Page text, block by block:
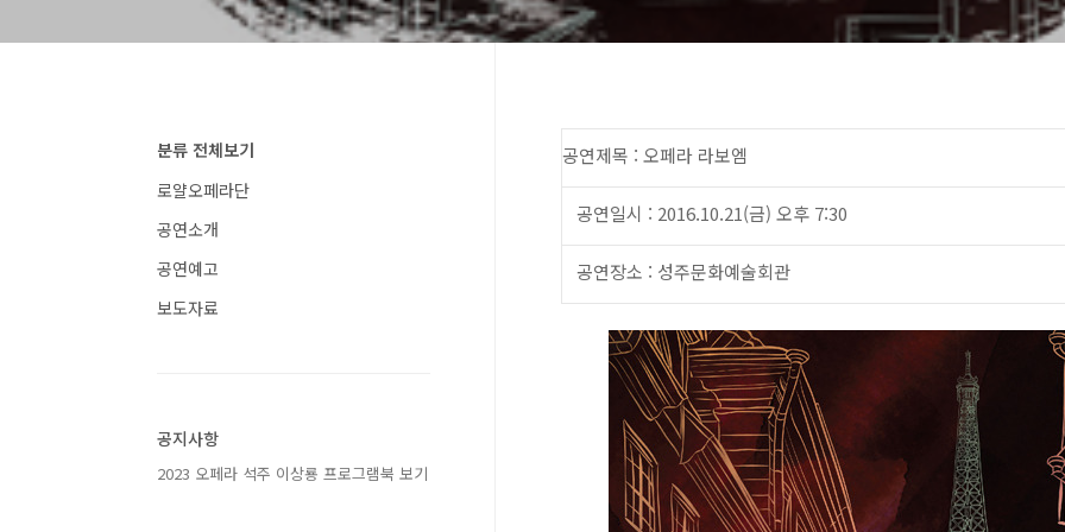
공연제목 : 오페라 라보엠
공연일시 : 2016.10.21(금) 오후 7:30
공연장소 : 성주문화예술회관
분류 전체보기
로얄오페라단
공연소개
공연예고
보도자료
공지사항
2023 오페라 석주 이상룡 프로그램북 보기